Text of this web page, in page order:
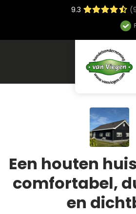
9.3
FSC®
Een houten
comfortabel,
en